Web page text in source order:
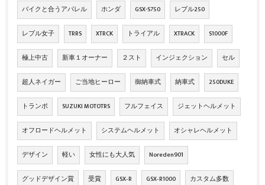
バイクと合うアパレル ホンダ GSX-S750 レブル250
レブル女子 TRRS XTRCK トライアル XTRACK S1000F
極上中古 新車１オーナー ２スト インジェクション セル
超人ネイガー ご当地ヒーロー 御納車式 納車式 250DUKE
トランポ SUZUKI MOTOTRS フルフェイス ジェットヘルメット
オフロードヘルメット システムヘルメット オシャレヘルメット
デザイン 軽い 女性にも大人気 Noreden901
グッドデザイン賞 受賞 GSX‐R GSX‐R1000 カスタム多数